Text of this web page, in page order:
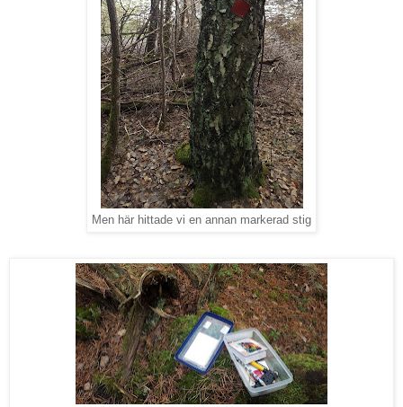
Men här hittade vi en annan markerad stig